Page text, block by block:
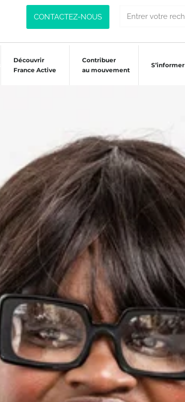
CONTACTEZ-NOUS
Découvrir
France Active
Contribuer
au mouvement
S’informer